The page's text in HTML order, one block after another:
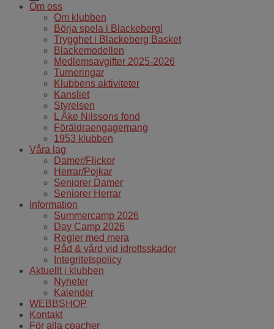
Om oss
Om klubben
Börja spela i Blackeberg!
Trygghet i Blackeberg Basket
Blackemodellen
Medlemsavgifter 2025-2026
Turneringar
Klubbens aktiviteter
Kansliet
Styrelsen
L Åke Nilssons fond
Föräldraengagemang
1953 klubben
Våra lag
Damer/Flickor
Herrar/Pojkar
Seniorer Damer
Seniorer Herrar
Information
Summercamp 2026
Day Camp 2026
Regler med mera
Råd & vård vid idrottsskador
Integritetspolicy
Aktuellt i klubben
Nyheter
Kalender
WEBBSHOP
Kontakt
För alla coacher